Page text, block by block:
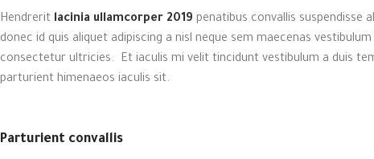
Hendrerit lacinia ullamcorper 2019 penatibus convallis suspendisse
donec id quis aliquet adipiscing a nisl neque sem maecenas
consectetur ultricies. Et iaculis mi velit tincidunt vestibulum a duis
parturient himenaeos iaculis sit.
Parturient convallis